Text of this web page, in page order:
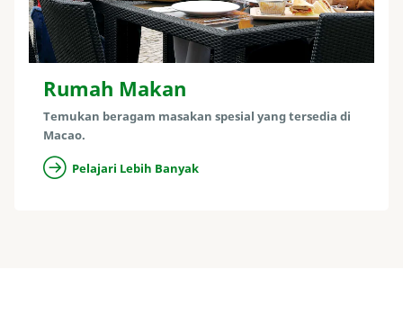
Rumah Makan
Temukan beragam masakan spesial yang tersedia di
Macao.
Pelajari Lebih Banyak